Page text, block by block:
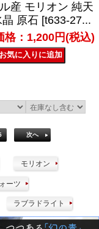
産 モリオン 純天
原石 [t633-27...
格：1,200円(税込)
次へ
モリオン
ーツ
ラブラドライト